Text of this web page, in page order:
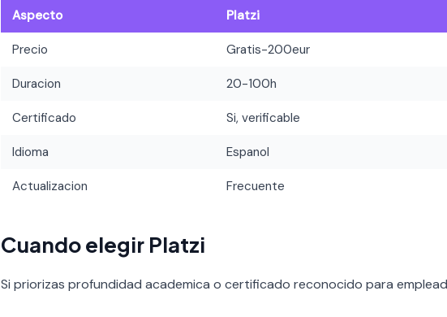
Aspecto Platzi
Precio Gratis-200eur
Duracion 20-100h
Certificado Si, verificable
Idioma Espanol
Actualizacion Frecuente
Cuando elegir Platzi
Si priorizas profundidad academica o certificado reconocido para